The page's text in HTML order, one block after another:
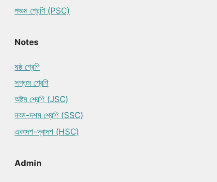
পঞ্চম শ্রেণি (PSC)
Notes
ষষ্ঠ শ্রেণি
সপ্তম শ্রেণি
অষ্টম শ্রেণি (JSC)
নবম-দশম শ্রেণি (SSC)
একাদশ-দ্বাদশ (HSC)
Admin